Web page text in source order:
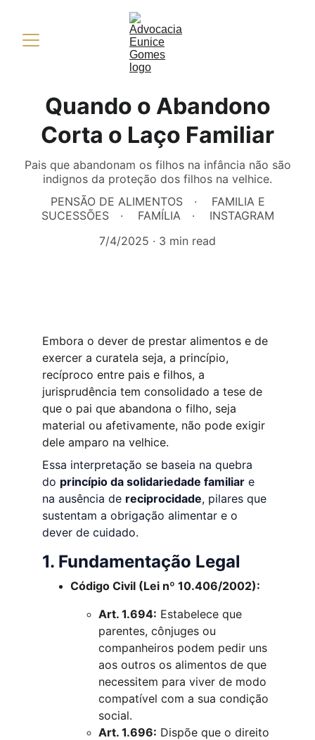
Quando o Abandono
Corta o Laço Familiar
Pais que abandonam os filhos na infância não são
indignos da proteção dos filhos na velhice.
PENSÃO DE ALIMENTOS
FAMILIA E
SUCESSÕES
FAMÍLIA
INSTAGRAM
7/4/2025
3 min read
Embora o dever de prestar alimentos e de
exercer a curatela seja, a princípio,
recíproco entre pais e filhos, a
jurisprudência tem consolidado a tese de
que o pai que abandona o filho, seja
material ou afetivamente, não pode exigir
dele amparo na velhice.
Essa interpretação se baseia na quebra
do princípio da solidariedade familiar e
na ausência de reciprocidade, pilares que
sustentam a obrigação alimentar e o
dever de cuidado.
1. Fundamentação Legal
Código Civil (Lei nº 10.406/2002):
Art. 1.694: Estabelece que
parentes, cônjuges ou
companheiros podem pedir uns
aos outros os alimentos de que
necessitem para viver de modo
compatível com a sua condição
social.
Art. 1.696: Dispõe que o direito